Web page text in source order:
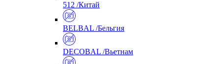
512 /Китай
BELBAL /Бельгия
DECOBAL /Вьетнам